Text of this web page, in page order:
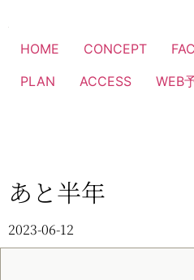
HOME CONCEPT
PLAN
ACCESS WEB
あと半年
2023-06-12